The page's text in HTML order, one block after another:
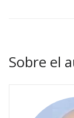
Sobre el